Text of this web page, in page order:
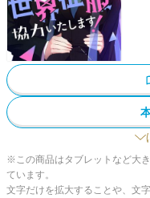
※この商品はタブレットなど大
ています。
文字だけを拡大することや、文